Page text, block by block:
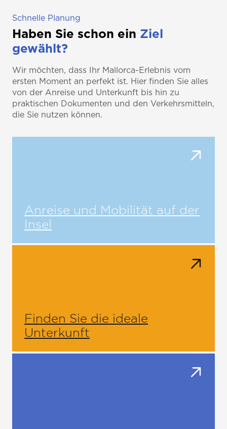
Schnelle Planung
Haben Sie schon ein Ziel
gewählt?
Wir möchten, dass Ihr Mallorca-Erlebnis vom
ersten Moment an perfekt ist. Hier finden Sie alles
von der Anreise und Unterkunft bis hin zu
praktischen Dokumenten und den Verkehrsmitteln,
die Sie nutzen können.
Anreise und Mobilität auf der
Insel
Finden Sie die ideale
Unterkunft